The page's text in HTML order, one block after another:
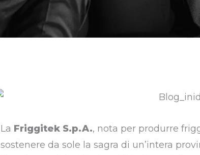
La Friggitek S.p.A., nota per produrre
sostenere da sole la sagra di un’intera